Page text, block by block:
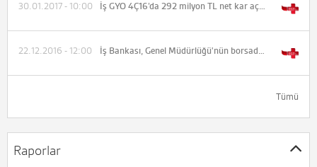
İş GYO 4Ç16’da 292 milyon TL net kar açıkladı.
30.01.2017 - 10:00
İş Bankası, Genel Müdürlüğü'nün borsada işlem gören bağlı ortaklıklarının paylarından piyasada alım yapma yetkisini yeniledi.
22.12.2016 - 12:00
Tümü
Raporlar